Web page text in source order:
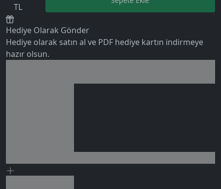
0 değerlendirme
TL
Hediye Olarak Gönder
Hediye olarak satın al ve PDF hediye kartın indirmeye
hazır olsun.